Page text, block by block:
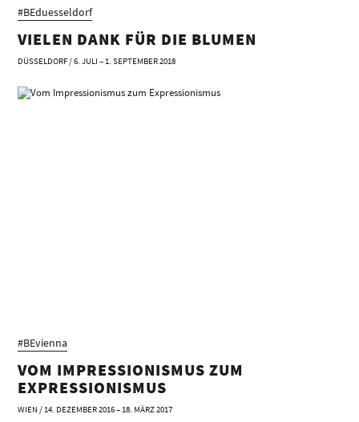
#BEduesseldorf
VIELEN DANK FÜR DIE BLUMEN
DÜSSELDORF / 6. JULI – 1. SEPTEMBER 2018
#BEvienna
VOM IMPRESSIONISMUS ZUM
EXPRESSIONISMUS
WIEN / 14. DEZEMBER 2016 – 18. MÄRZ 2017